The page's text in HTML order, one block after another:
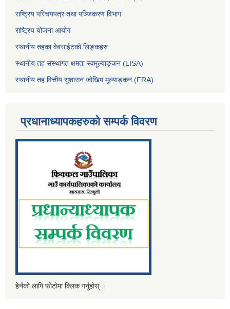
राष्ट्रिय परिचयपत्र तथा पञ्जिकरण विभाग
राष्ट्रिय योजना आयोग
स्थानीय तहका वेबसाईटको लिङ्कहरु
स्थानीय तह संस्थागत क्षमता स्वमूल्याङ्कन (LISA)
स्थानीय तह वित्तीय सुशासन जोखिम मूल्याङ्कन (FRA)
प्रधानाध्यापकहरुको सम्पर्क विवरण
हेर्नको लागि फोटोमा क्लिक गर्नुहोस् ।